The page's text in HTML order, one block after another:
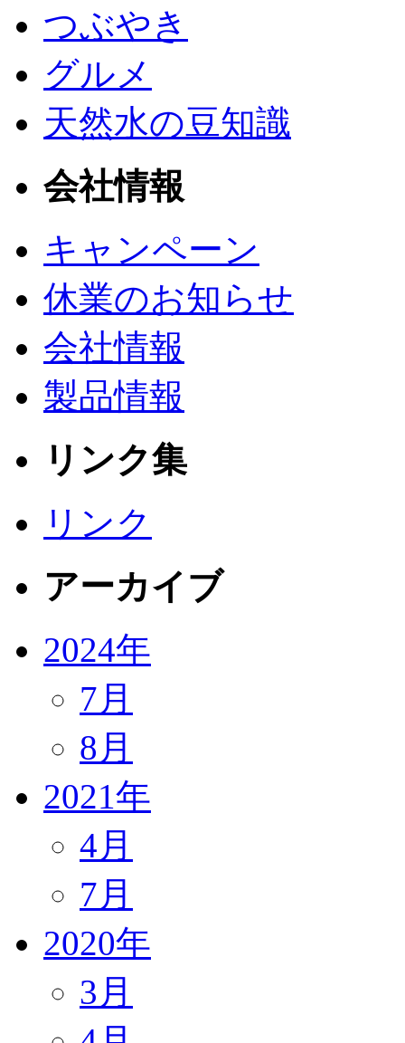
つぶやき
グルメ
天然水の豆知識
会社情報
キャンペーン
休業のお知らせ
会社情報
製品情報
リンク集
リンク
アーカイブ
2024年
7月
8月
2021年
4月
7月
2020年
3月